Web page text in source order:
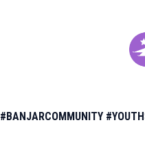
#BANJARCOMMUNITY